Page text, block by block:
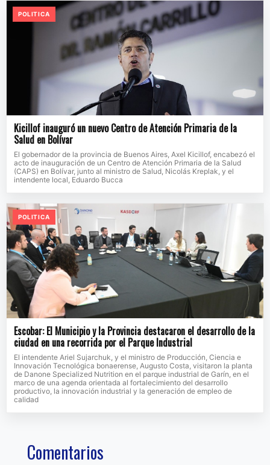
POLITICA
Kicillof inauguró un nuevo Centro de Atención Primaria de la
Salud en Bolívar
El gobernador de la provincia de Buenos Aires, Axel Kicillof, encabezó el
acto de inauguración de un Centro de Atención Primaria de la Salud
(CAPS) en Bolívar, junto al ministro de Salud, Nicolás Kreplak, y el
intendente local, Eduardo Bucca
POLITICA
Escobar: El Municipio y la Provincia destacaron el desarrollo de la
ciudad en una recorrida por el Parque Industrial
El intendente Ariel Sujarchuk, y el ministro de Producción, Ciencia e
Innovación Tecnológica bonaerense, Augusto Costa, visitaron la planta
de Danone Specialized Nutrition en el parque industrial de Garín, en el
marco de una agenda orientada al fortalecimiento del desarrollo
productivo, la innovación industrial y la generación de empleo de
calidad
Comentarios